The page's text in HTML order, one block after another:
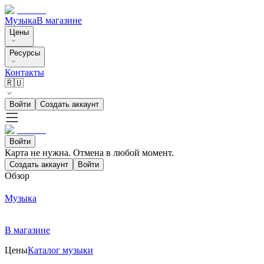
МузыкаВ магазине
Цены
Ресурсы
Контакты
🇷🇺
Войти Создать аккаунт
Войти
Карта не нужна. Отмена в любой момент.
Создать аккаунт Войти
Обзор
Музыка
В магазине
ЦеныКаталог музыки